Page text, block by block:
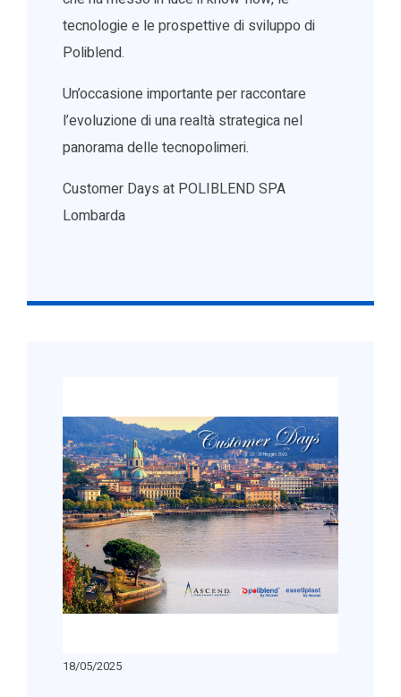
tecnologie e le prospettive di sviluppo di
Poliblend.
Un’occasione importante per raccontare
l’evoluzione di una realtà strategica nel
panorama delle tecnopolimeri.
Customer Days at POLIBLEND SPA
Lombarda
18/05/2025